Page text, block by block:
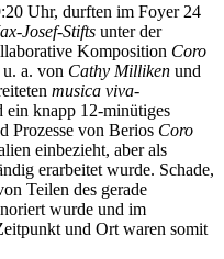
Uhr, durften im Foyer 24
Josef-Stifts unter der
Komposition Coro
a. von Cathy Milliken und
musica viva-
ein knapp 12-minütiges
Prozesse von Berios Coro
einbezieht, aber als
erarbeitet wurde. Schade,
Teilen des gerade
wurde und im
und Ort waren somit